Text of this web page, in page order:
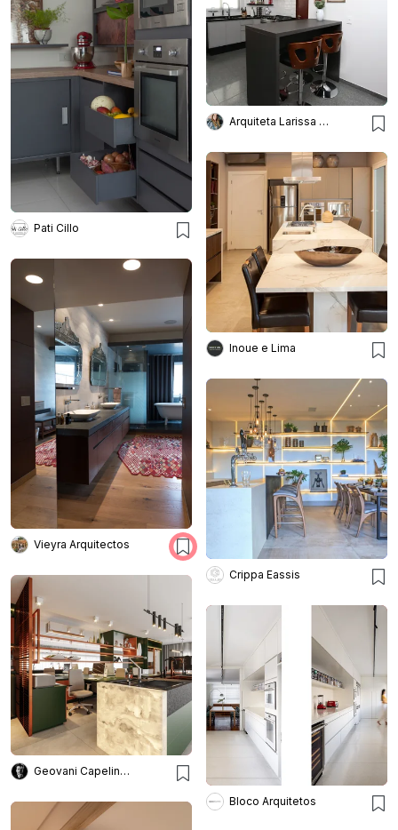
Pati Cillo
Arquiteta Larissa Bellinatti
Inoue e Lima
Vieyra Arquitectos
Crippa Eassis
Geovani Capelina Arquitetura
Bloco Arquitetos